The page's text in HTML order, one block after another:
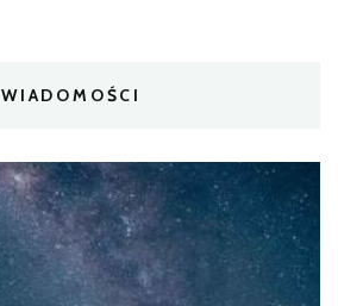
WIADOMOŚCI